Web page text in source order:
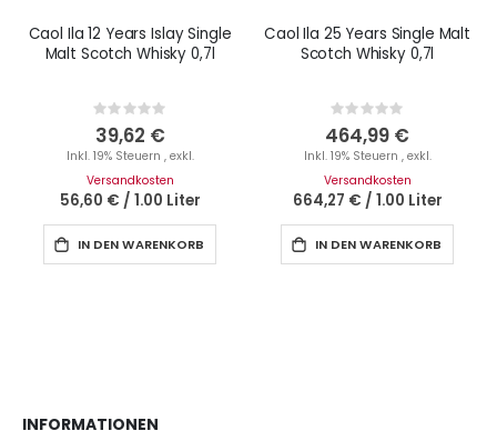
Caol Ila 12 Years Islay Single
Malt Scotch Whisky 0,7l
Rating:
0%
39,62 €
Inkl. 19% Steuern , exkl.
Versandkosten
56,60 € / 1.00 Liter
IN DEN WARENKORB
Caol Ila 25 Years Single Malt
Scotch Whisky 0,7l
Rating:
0%
464,99 €
Inkl. 19% Steuern , exkl.
Versandkosten
664,27 € / 1.00 Liter
IN DEN WARENKORB
INFORMATIONEN